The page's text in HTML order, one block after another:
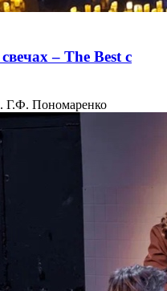
– The Best с
Г.Ф. Пономаренко